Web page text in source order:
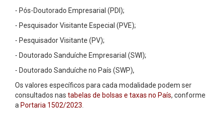
- Pós-Doutorado Empresarial (PDI);
- Pesquisador Visitante Especial (PVE);
- Pesquisador Visitante (PV);
- Doutorado Sanduíche Empresarial (SWI);
- Doutorado Sanduíche no País (SWP),
Os valores específicos para cada modalidade podem ser
consultados nas tabelas de bolsas e taxas no País, conforme
a Portaria 1502/2023